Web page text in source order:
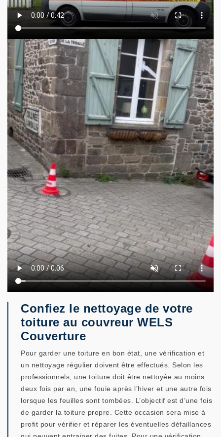
Confiez le nettoyage de votre
toiture au couvreur WELS
Couverture
Pour garder une toiture en bon état, une vérification et
un nettoyage régulier doivent être effectués. Selon les
professionnels, une toiture doit être nettoyée au moins
deux fois par an, une fouie après l’hiver et une autre fois
lorsque les feuilles sont tombées. L’objectif est d’une fois
de garder la toiture propre. Cette occasion sera mise à
profit pour vérifier et réparer les éventuelles défaillances